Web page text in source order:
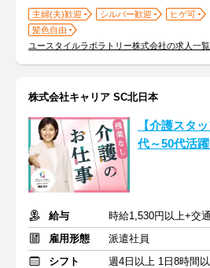
主婦(夫)歓迎 シルバー歓迎 ヒゲ可
髪色自由
ユースタイルラボラトリー株式会社の求人一
株式会社キャリア SC北日本
【介護スタ
代～50代活
給与
時給1,530円以上+交
雇用形態
派遣社員
シフト
週4日以上 1日8時間